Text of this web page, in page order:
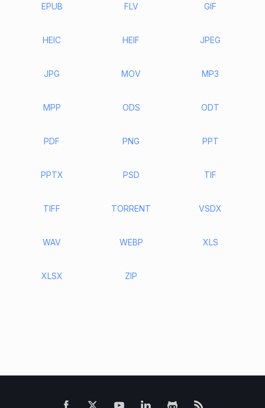
EPUB FLV GIF
HEIC HEIF JPEG
JPG MOV MP3
MPP ODS ODT
PDF PNG PPT
PPTX PSD TIF
TIFF TORRENT VSDX
WAV WEBP XLS
XLSX ZIP